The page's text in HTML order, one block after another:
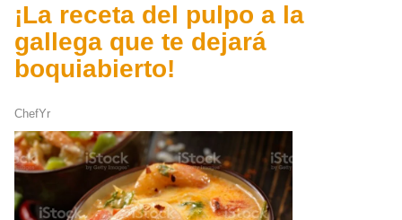
¡La receta del pulpo a la
gallega que te dejará
boquiabierto!
ChefYr